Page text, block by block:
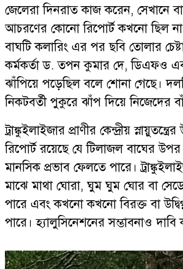
জেলেরা দিনরাত কাজ করেন, সেখানে
আচরণের কোনো রিপোর্ট কখনো ছিল
বাঘটি কলারিং এর পর ছবি তোলার
কর্মকর্তা ড. তপন কুমার দে, ডিএফও
ঝাঁপিয়ে পড়েছিল বলে শোনা গেছে।
নিকটবর্তী পুকুরে ঝাঁপ দিয়ে নিজেদের
ট্রাঙ্কুইলাইজার প্রাণীর কেন্দ্রীয়
রিপোর্ট রয়েছে যে টিলাজল বাঘের উপর
মানসিক প্রভাব ফেলতে পারে।
মাঝে মাথা ঘোরা, ঘুম ঘুম ঘোর বা
পারে এবং কখনো কখনো বিরক্ত বা
পারে। হ্যালুসিনেশনের সম্ভাবনাও দাবি